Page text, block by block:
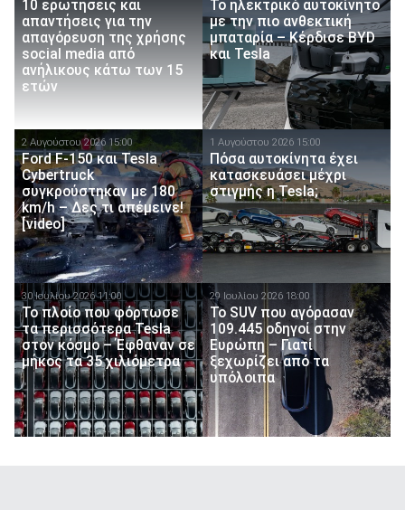
10 ερωτήσεις και
απαντήσεις για την
απαγόρευση της χρήσης
social media από
ανήλικους κάτω των 15
ετών
Το ηλεκτρικό αυτοκίνητο
με την πιο ανθεκτική
μπαταρία – Κέρδισε BYD
και Tesla
2 Αυγούστου 2026 15:00
Ford F-150 και Tesla
Cybertruck
συγκρούστηκαν με 180
km/h – Δες τι απέμεινε!
[video]
1 Αυγούστου 2026 15:00
Πόσα αυτοκίνητα έχει
κατασκευάσει μέχρι
στιγμής η Tesla;
30 Ιουλίου 2026 11:00
Το πλοίο που φόρτωσε
τα περισσότερα Tesla
στον κόσμο – Έφθαναν σε
μήκος τα 35 χιλιόμετρα
29 Ιουλίου 2026 18:00
Το SUV που αγόρασαν
109.445 οδηγοί στην
Ευρώπη – Γιατί
ξεχωρίζει από τα
υπόλοιπα